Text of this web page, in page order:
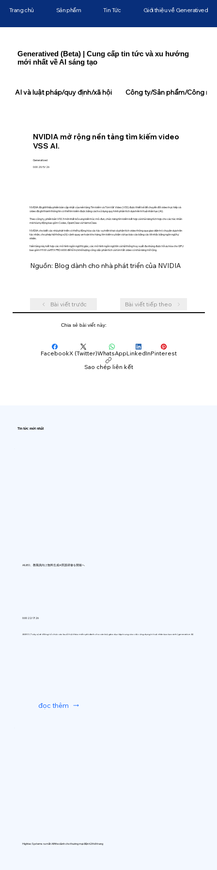
Generatived (Beta) | Cung cấp tin tức và xu hướng
mới nhất về AI sáng tạo
NVIDIA mở rộng nền tảng tìm kiếm video
VSS AI.
Generatived
0:00 20/5/26
NVIDIA đã giới thiệu phiên bản cập nhật của nền tảng Tìm kiếm và Tóm tắt Video (VSS) được thiết kế để chuyển đổi video trực tiếp và
video đã ghi thành thông tin có thể tìm kiếm được bằng cách sử dụng quy trình phân tích dựa trên trí tuệ nhân tạo (AI).
Theo công ty, phiên bản VSS 3 mới nhất bổ sung kiến ​​trúc mô-đun, chức năng tìm kiếm kết hợp và khả năng tích hợp cho các tác nhân
mã hóa tự động bao gồm Codex, OpenClaw và NemoClaw.
NVIDIA cho biết các nhà phát triển có thể tự động hóa các tác vụ triển khai và phân tích video thông qua giao diện trò chuyện dựa trên
tác nhân, cho phép hệ thống xử lý cảnh quay an toàn kho hàng, tìm kiếm sự kiện và tạo báo cáo bằng các lời nhắc bằng ngôn ngữ tự
nhiên.
Nền tảng này kết hợp các mô hình ngôn ngữ thị giác, các mô hình ngôn ngữ lớn và hệ thống truy xuất đa nhúng được tối ưu hóa cho GPU
bao gồm H100 và RTX PRO 6000 để hỗ trợ khối lượng công việc phân tích và tóm tắt video có khả năng mở rộng.
Nguồn: Blog dành cho nhà phát triển của NVIDIA
Bài viết trước Bài viết tiếp theo
Trang chủ Sản phẩm Tin Tức Giới thiệu về Generatived
Chia sẻ bài viết này:
FacebookX (Twitter)WhatsAppLinkedInPinterest
Sao chép liên kết
AI và luật pháp/quy định/xã hội Công ty/Sản phẩm/Công
Tin tức mới nhất
AIUEO、教職員向け無料生成AI実践研修を開催へ
0:00 22/7/26
AIUEO (Tokyo) sẽ đồng tổ chức các buổi hội thảo miễn phí dành cho cán bộ giáo dục tập trung vào việc ứng dụng trí tuệ nhân tạo tạo sinh (generative AI)
đọc thêm
Hightec Systems ra mắt AIfitte dành cho thương mại điện tử thời trang